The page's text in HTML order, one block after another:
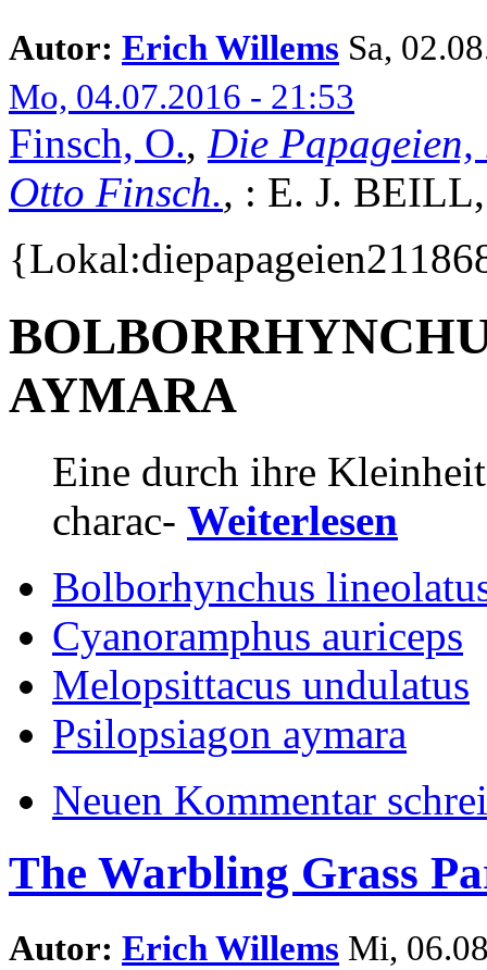
Autor: Erich Willems Sa,
Mo, 04.07.2016 - 21:53
Finsch, O., Die
Otto Finsch., : E. J.
AYMARA
Eine durch ihre
charac- Weiterlesen
Bolborhynchus
Cyanoramphus auriceps
Melopsittacus undulatus
Psilopsiagon aymara
Neuen Kommentar
The Warbling Grass
Autor: Erich Willems Mi,